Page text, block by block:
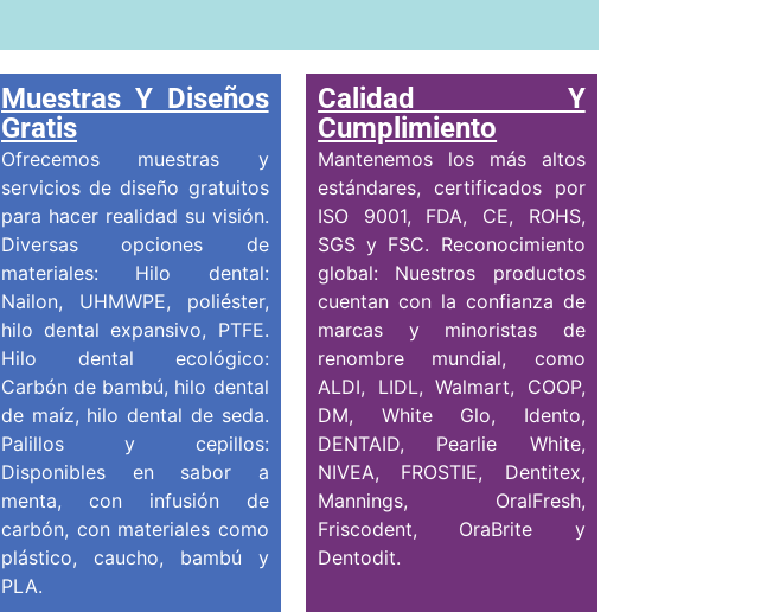
Muestras Y Diseños
Gratis
Ofrecemos muestras y
servicios de diseño gratuitos
para hacer realidad su visión.
Diversas opciones de
materiales: Hilo dental:
Nailon, UHMWPE, poliéster,
hilo dental expansivo, PTFE.
Hilo dental ecológico:
Carbón de bambú, hilo dental
de maíz, hilo dental de seda.
Palillos y cepillos:
Disponibles en sabor a
menta, con infusión de
carbón, con materiales como
plástico, caucho, bambú y
PLA.
Calidad Y
Cumplimiento
Mantenemos los más altos
estándares, certificados por
ISO 9001, FDA, CE, ROHS,
SGS y FSC. Reconocimiento
global: Nuestros productos
cuentan con la confianza de
marcas y minoristas de
renombre mundial, como
ALDI, LIDL, Walmart, COOP,
DM, White Glo, Idento,
DENTAID, Pearlie White,
NIVEA, FROSTIE, Dentitex,
Mannings, OralFresh,
Friscodent, OraBrite y
Dentodit.